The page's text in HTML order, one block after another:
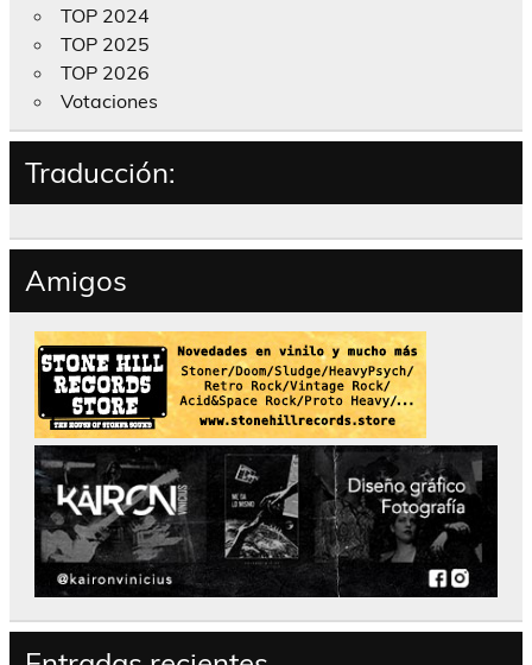
TOP 2024
TOP 2025
TOP 2026
Votaciones
Traducción:
Amigos